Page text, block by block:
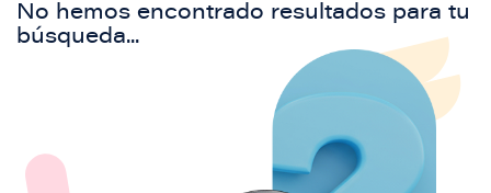
No hemos encontrado resultados para tu
búsqueda...